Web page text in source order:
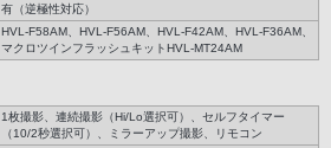
有（逆極性対応）
HVL-F58AM、HVL-F56AM、HVL-F42AM、HVL-F36AM、
マクロツインフラッシュキットHVL-MT24AM
1枚撮影、連続撮影（Hi/Lo選択可）、セルフタイマー
（10/2秒選択可）、ミラーアップ撮影、リモコン